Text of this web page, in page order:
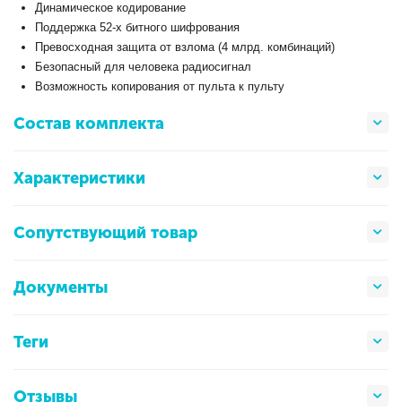
Динамическое кодирование
Поддержка 52-х битного шифрования
Превосходная защита от взлома (4 млрд. комбинаций)
Безопасный для человека радиосигнал
Возможность копирования от пульта к пульту
Состав комплекта
Характеристики
Сопутствующий товар
Документы
Теги
Отзывы